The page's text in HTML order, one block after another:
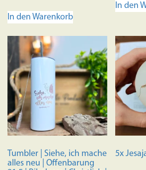
In den Warenkorb
In den
Tumbler | Siehe, ich mache
alles neu | Offenbarung
5x